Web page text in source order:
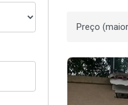
Ordenar por